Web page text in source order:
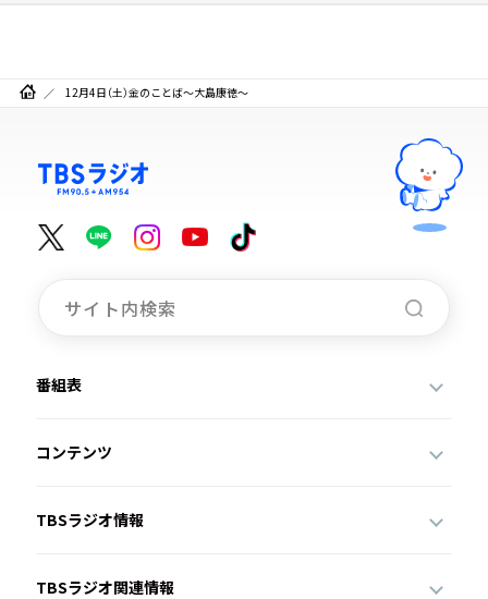
12月4日（土）金のことば～大島康徳～
番組表
コンテンツ
TBSラジオ情報
TBSラジオ関連情報